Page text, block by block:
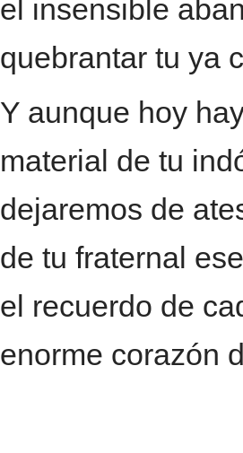
el insensible
quebrantar tu ya
Y aunque hoy
material de tu
dejaremos de
de tu fraternal
el recuerdo de
enorme corazón